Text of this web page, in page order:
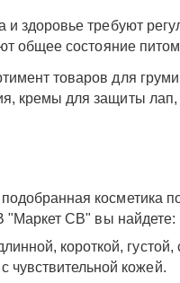
здоровье требуют
общее состояние
товаров для
кремы для защиты лап,
косметика
"Маркет СВ" вы найдете:
короткой, густой,
чувствительной кожей.